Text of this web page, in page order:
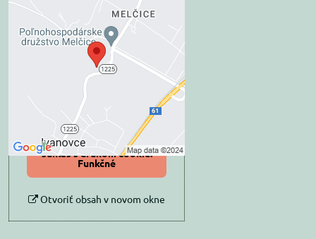
Externý obsah je
blokovaný Voľbami
súkromia
Prajete si načítať externý obsah?
Povoliť tentokrát
Povoliť a zapamätať -
súhlas s druhom cookie:
Funkčné
Otvoriť obsah v novom okne